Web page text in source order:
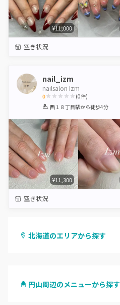
¥11,000
空き状況
nail_izm
nailsalon Izm
0
1 2 3 4 5
(0件)
西１８丁目駅から徒歩4分
¥11,300
空き状況
北海道のエリアから探す
円山周辺のメニューから探す